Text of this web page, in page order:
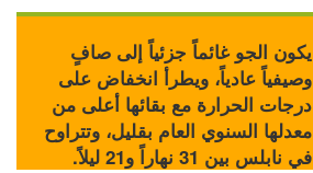
يكون الجو غائماً جزئياً إلى صافٍ
وصيفياً عادياً، ويطرأ انخفاض على
درجات الحرارة مع بقائها أعلى من
معدلها السنوي العام بقليل، وتتراوح
في نابلس بين 31 نهاراً و21 ليلاً.